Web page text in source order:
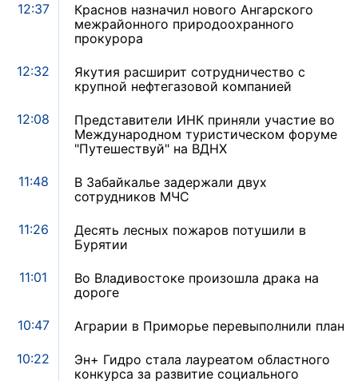
12:37
Краснов назначил нового Ангарского
межрайонного природоохранного
прокурора
12:32
Якутия расширит сотрудничество с
крупной нефтегазовой компанией
12:08
Представители ИНК приняли участие во
Международном туристическом форуме
"Путешествуй" на ВДНХ
11:48
В Забайкалье задержали двух
сотрудников МЧС
11:26
Десять лесных пожаров потушили в
Бурятии
11:01
Во Владивостоке произошла драка на
дороге
10:47 Аграрии в Приморье перевыполнили план
10:22
Эн+ Гидро стала лауреатом областного
конкурса за развитие социального